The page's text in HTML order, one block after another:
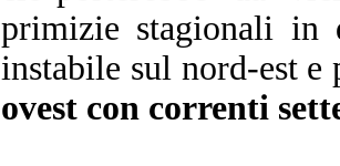
primizie stagionali in
instabile sul nord-est e
ovest con correnti